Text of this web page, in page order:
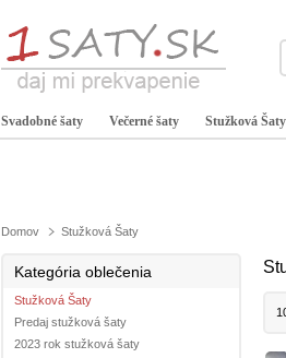
Svadobné šaty Večerné šaty Stužková Šaty
Domov Stužková Šaty
Kategória oblečenia
Stužková Šaty
Predaj stužková šaty
2023 rok stužková šaty